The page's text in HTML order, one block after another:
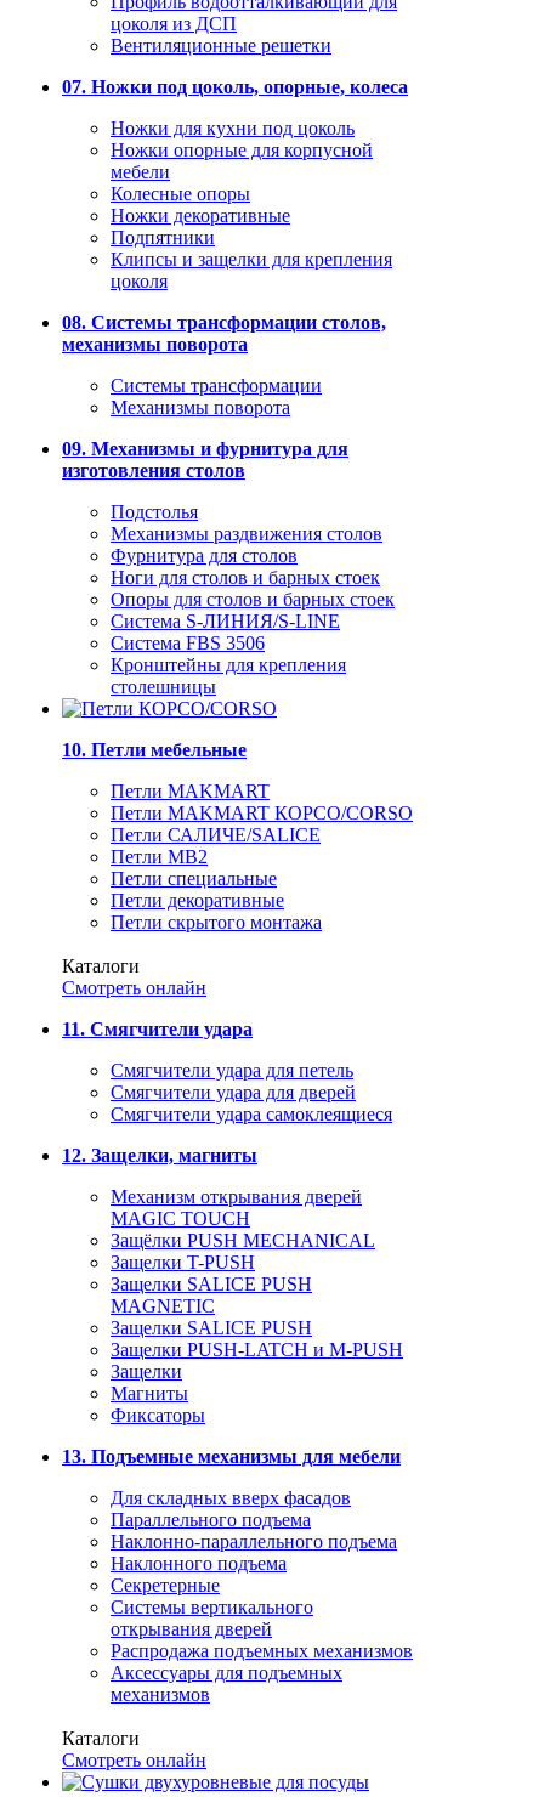
цоколя из ДСП
Вентиляционные решетки
07. Ножки под цоколь, опорные, колеса
Ножки для кухни под цоколь
Ножки опорные для корпусной
мебели
Колесные опоры
Ножки декоративные
Подпятники
Клипсы и защелки для крепления
цоколя
08. Системы трансформации столов,
механизмы поворота
Системы трансформации
Механизмы поворота
09. Механизмы и фурнитура для
изготовления столов
Подстолья
Механизмы раздвижения столов
Фурнитура для столов
Ноги для столов и барных стоек
Опоры для столов и барных стоек
Система S-ЛИНИЯ/S-LINE
Система FBS 3506
Кронштейны для крепления
столешницы
10. Петли мебельные
Петли MAKMART
Петли MAKMART КОРСО/CORSO
Петли САЛИЧЕ/SALICE
Петли MB2
Петли специальные
Петли декоративные
Петли скрытого монтажа
Каталоги
Смотреть онлайн
11. Смягчители удара
Смягчители удара для петель
Смягчители удара для дверей
Cмягчители удара самоклеящиеся
12. Защелки, магниты
Механизм открывания дверей
MAGIC TOUCH
Защёлки PUSH MECHANICAL
Защелки T-PUSH
Защелки SALICE PUSH
MAGNETIC
Защелки SALICE PUSH
Защелки PUSH-LATCH и M-PUSH
Защелки
Магниты
Фиксаторы
13. Подъемные механизмы для мебели
Для складных вверх фасадов
Параллельного подъема
Наклонно-параллельного подъема
Наклонного подъема
Секретерные
Системы вертикального
открывания дверей
Распродажа подъемных механизмов
Аксессуары для подъемных
механизмов
Каталоги
Смотреть онлайн